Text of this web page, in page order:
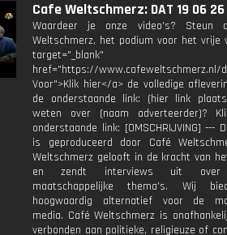
Cafe Weltschmerz: DAT 19 06 26
Waardeer je onze video's? Steun
Weltschmerz, het podium voor het vrije
target="_blank"
href="https://www.cafeweltschmerz.nl/
Voor">Klik hier</a> de volledige
de onderstaande link: (hier link
weten over (naam adverteerder)?
onderstaande link: [OMSCHRIJVING] ---
is geproduceerd door Café
Weltschmerz gelooft in de kracht van
en zendt interviews uit over
maatschappelijke thema's. Wij
hoogwaardig alternatief voor de
media. Café Weltschmerz is
verbonden aan politieke, religieuze of